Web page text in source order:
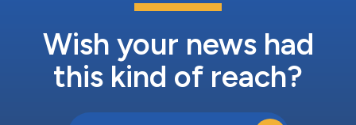
Wish your news had
this kind of reach?